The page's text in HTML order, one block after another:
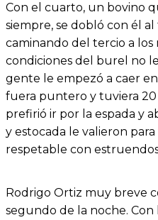
Con el cuarto, un bovino
siempre, se dobló con él
caminando del tercio a los
condiciones del burel no
gente le empezó a caer
fuera puntero y tuviera 20
prefirió ir por la espada y
y estocada le valieron
respetable con
Rodrigo Ortiz muy breve
segundo de la noche.